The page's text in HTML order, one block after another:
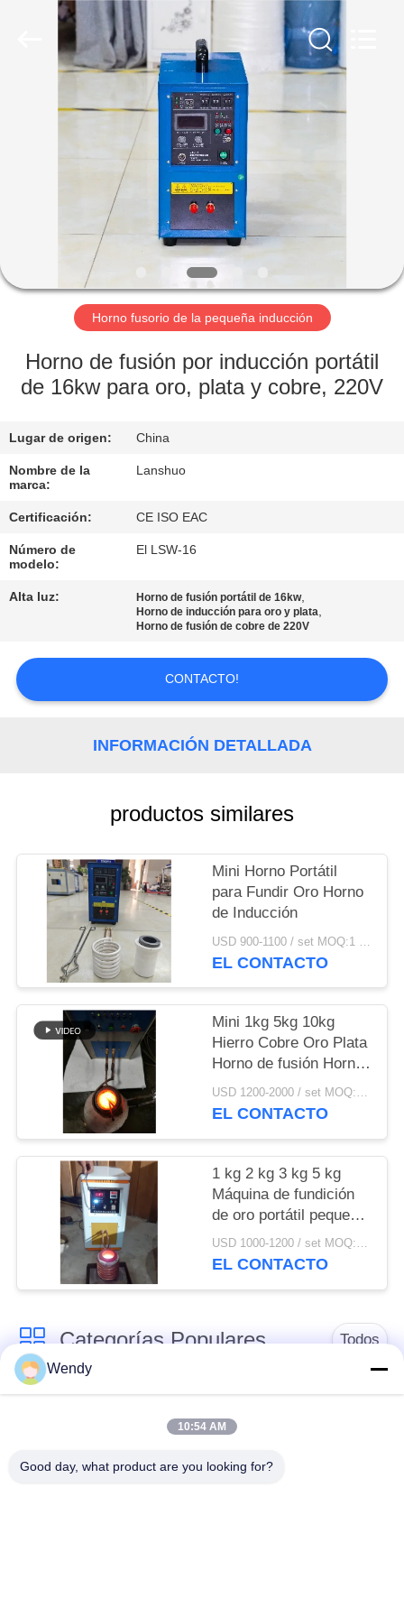
HOGAR
PRODUCTOS
NOSOTROS
VIAJE
LA
FÁBRICA
CONTROL
DE
ÉNTRENOS
EN
CONTACTO
NOTICIAS
MAPA
DEL
SITIO
POLÍTICA
DE
PRIVACIDAD
Horno fusorio de la pequeña inducción
Horno de fusión por inducción portátil
de 16kw para oro, plata y cobre, 220V
Lugar de origen: China
Nombre de la
marca:
Lanshuo
Certificación: CE ISO EAC
Número de
modelo:
El LSW-16
Alta luz: Horno de fusión portátil de 16kw,
Horno de inducción para oro y plata,
Horno de fusión de cobre de 220V
CONTACTO!
INFORMACIÓN DETALLADA
productos similares
Mini Horno Portátil
para Fundir Oro Horno
de Inducción
USD 900-1100 / set MOQ:1 juego
EL CONTACTO
Mini 1kg 5kg 10kg
Hierro Cobre Oro Plata
Horno de fusión Horno
de inducción
USD 1200-2000 / set MOQ:1 juego
EL CONTACTO
1 kg 2 kg 3 kg 5 kg
Máquina de fundición
de oro portátil pequeña
para la venta
USD 1000-1200 / set MOQ:1 juego
EL CONTACTO
Categorías Populares Todos
horno fusorio de la
Máquina de
Wendy
10:54 AM
Good day, what product are you looking for?